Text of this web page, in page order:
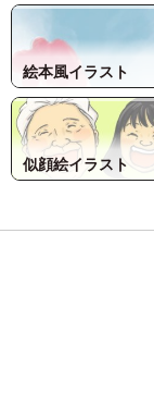
絵本風イラスト
似顔絵イラスト